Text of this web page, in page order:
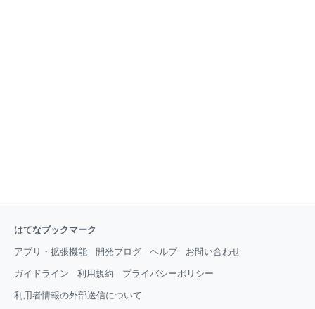
はてなブックマーク
アプリ・拡張機能 開発ブログ ヘルプ お問い合わせ
ガイドライン 利用規約 プライバシーポリシー
利用者情報の外部送信について